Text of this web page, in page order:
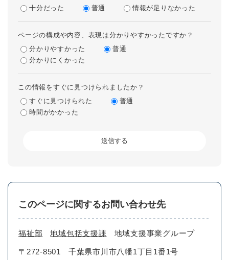
十分だった
普通 情報が足りなかった
ページの構成や内容、表現は分かりやすかったですか？
分かりやすかった
普通
分かりにくかった
この情報をすぐに見つけられましたか？
すぐに見つけられた
普通
時間がかかった
このページに関するお問い合わせ先
福祉部 地域包括支援課 地域支援事業グループ
〒272-8501
千葉県市川市八幡1丁目1番1号